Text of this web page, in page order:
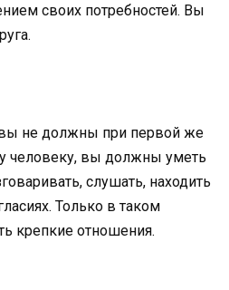
своих потребностей. Вы
не должны при первой же
человеку, вы должны уметь
слушать, находить
Только в таком
крепкие отношения.